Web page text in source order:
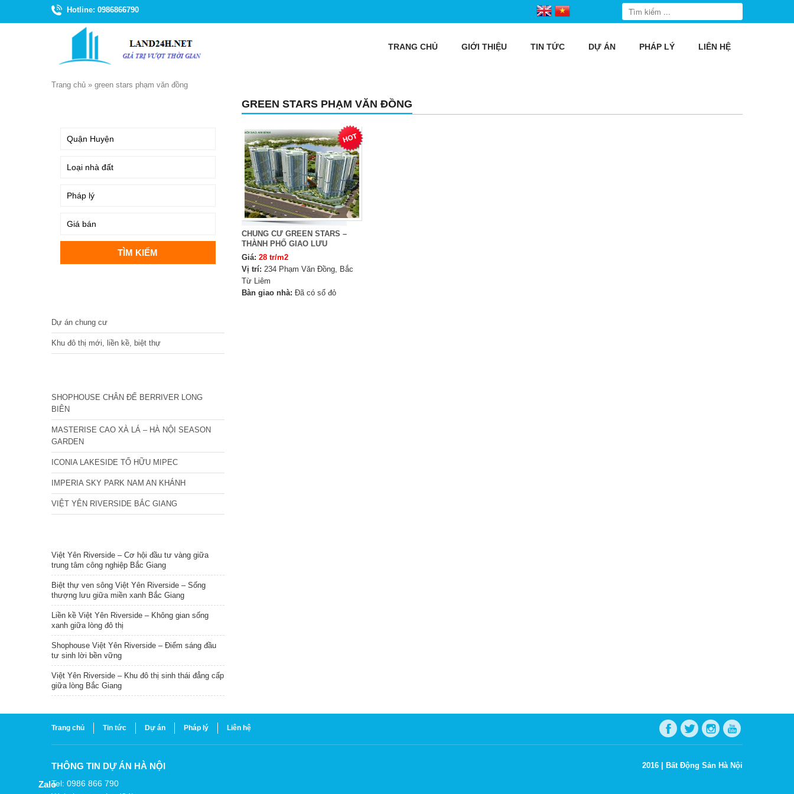
Hotline: 0986866790
TRANG CHỦ GIỚI THIỆU TIN TỨC DỰ ÁN PHÁP LÝ LIÊN HỆ
Trang chủ » green stars phạm văn đồng
GREEN STARS PHẠM VĂN ĐỒNG
CHUNG CƯ GREEN STARS –
THÀNH PHỐ GIAO LƯU
Giá: 28 tr/m2
Vị trí: 234 Phạm Văn Đồng, Bắc
Từ Liêm
Bàn giao nhà: Đã có sổ đỏ
Dự án chung cư
Khu đô thị mới, liền kề, biệt thự
SHOPHOUSE CHÂN ĐẾ BERRIVER LONG
BIÊN
MASTERISE CAO XÀ LÁ – HÀ NỘI SEASON
GARDEN
ICONIA LAKESIDE TỐ HỮU MIPEC
IMPERIA SKY PARK NAM AN KHÁNH
VIỆT YÊN RIVERSIDE BẮC GIANG
Việt Yên Riverside – Cơ hội đầu tư vàng giữa
trung tâm công nghiệp Bắc Giang
Biệt thự ven sông Việt Yên Riverside – Sống
thượng lưu giữa miền xanh Bắc Giang
Liền kề Việt Yên Riverside – Không gian sống
xanh giữa lòng đô thị
Shophouse Việt Yên Riverside – Điểm sáng đầu
tư sinh lời bền vững
Việt Yên Riverside – Khu đô thị sinh thái đẳng cấp
giữa lòng Bắc Giang
Trang chủ Tin tức Dự án Pháp lý Liên hệ
THÔNG TIN DỰ ÁN HÀ NỘI
Tel: 0986 866 790
2016 | Bất Động Sản Hà Nội
Zalo